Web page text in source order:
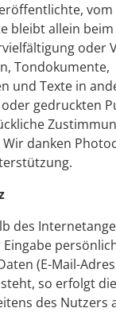
bleibt allein
oder
Tondokumente,
und Texte in
gedruckten
danken
des
(E-Mail-
so erfolgt
des Nutzers